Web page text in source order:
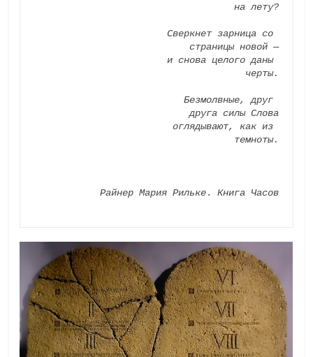
на лету?
Сверкнет зарница со
страницы новой —
и снова целого даны
черты.
Безмолвные, друг
друга силы Слова
оглядывают, как из
темноты.
Райнер Мария Рильке. Книга Часов